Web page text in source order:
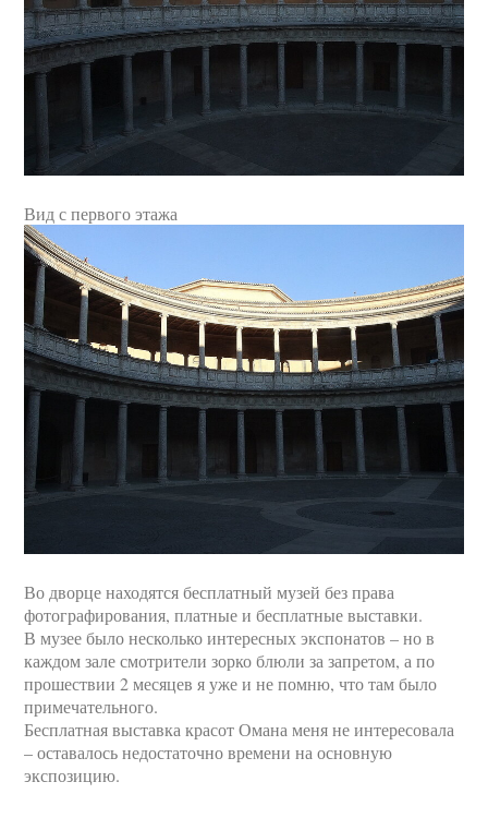
Вид с первого этажа
Во дворце находятся бесплатный музей без права
фотографирования, платные и бесплатные выставки.
В музее было несколько интересных экспонатов – но в
каждом зале смотрители зорко блюли за запретом, а по
прошествии 2 месяцев я уже и не помню, что там было
примечательного.
Бесплатная выставка красот Омана меня не интересовала
– оставалось недостаточно времени на основную
экспозицию.